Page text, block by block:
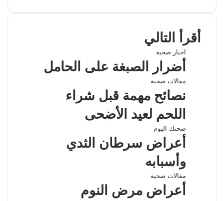
س
و
ك
ن
د
إ
ن
ت
ب
ل
ر
ا
م
ا
ك
ة
ع
ر
ل
ر
ي
د
ا
ة
أقرأ التالي
اخبار صحية
أضرار الصبغة على الحامل
مقالات صحية
نصائح مهمة قبل شراء
اللحم لعيد الأضحى
صحتك اليوم
أعراض سرطان الثدي
وأسبابه
مقالات صحية
أعراض مرض النوم